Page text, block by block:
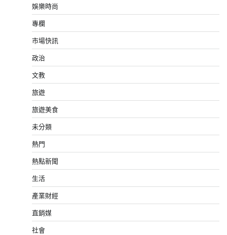
娛樂時尚
專欄
市場快訊
政治
文教
旅遊
旅遊美食
未分類
熱門
熱點新聞
生活
產業財經
直銷媒
社會